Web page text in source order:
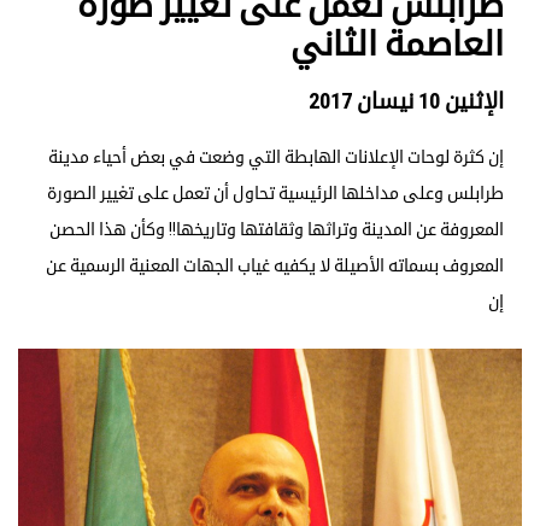
العاصمة الثاني
الإثنين 10 نيسان 2017
إن كثرة لوحات الإعلانات الهابطة التي وضعت في بعض أحياء مدينة
طرابلس وعلى مداخلها الرئيسية تحاول أن تعمل على تغيير الصورة
المعروفة عن المدينة وتراثها وثقافتها وتاريخها!! وكأن هذا الحصن
المعروف بسماته الأصيلة لا يكفيه غياب الجهات المعنية الرسمية عن
إن